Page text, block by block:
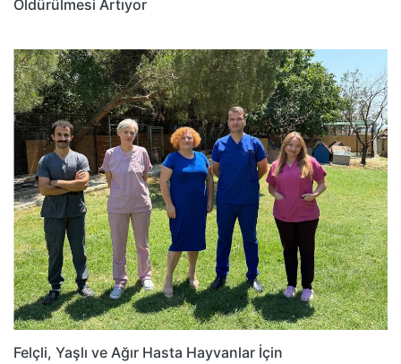
Öldürülmesi Artıyor
Felçli, Yaşlı ve Ağır Hasta Hayvanlar İçin